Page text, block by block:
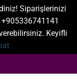
Siparişlerinizi
Keyifli